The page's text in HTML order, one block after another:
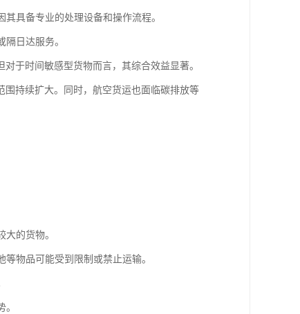
具备专业的处理设备和操作流程。
日达服务。
于时间敏感型货物而言，其综合效益显著。
持续扩大。同时，航空货运也面临碳排放等
的货物。
物品可能受到限制或禁止运输。